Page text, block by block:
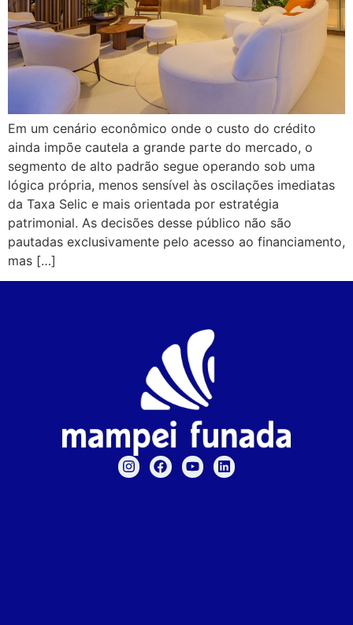
Em um cenário econômico onde o custo do crédito
ainda impõe cautela a grande parte do mercado, o
segmento de alto padrão segue operando sob uma
lógica própria, menos sensível às oscilações imediatas
da Taxa Selic e mais orientada por estratégia
patrimonial. As decisões desse público não são
pautadas exclusivamente pelo acesso ao financiamento,
mas […]